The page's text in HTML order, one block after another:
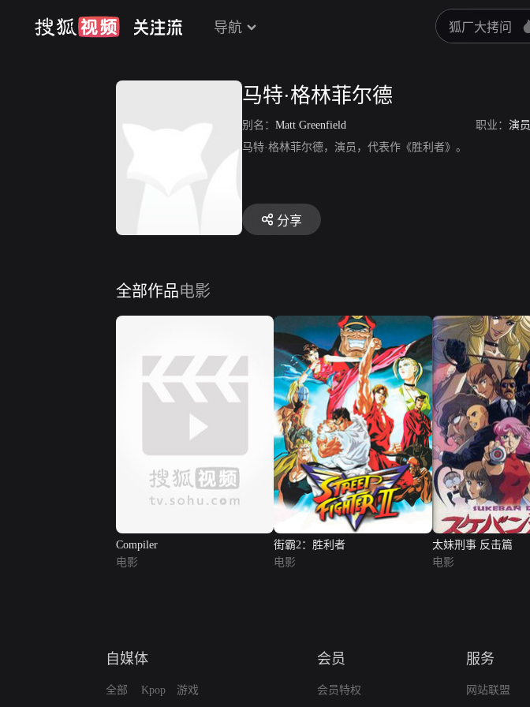
导航
马特·格林菲尔德
别名： Matt Greenfield 职业： 演员
马特·格林菲尔德，演员，代表作《胜利者》。
分享
全部作品电影
Compiler
电影
街霸2：胜利者
电影
太妹刑事 反击篇
电影
自媒体
全部 Kpop 游戏
会员
会员特权
服务
网站联盟